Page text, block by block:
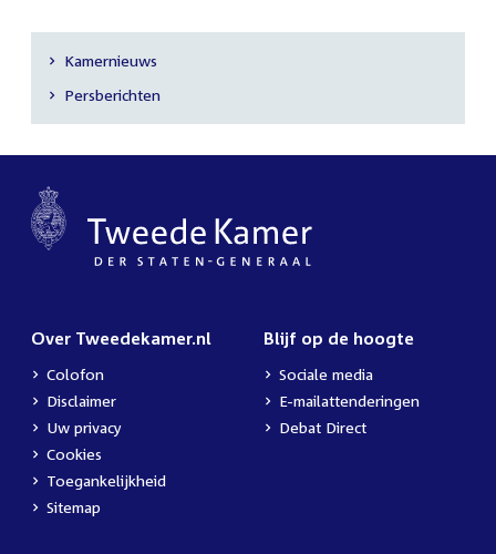
Secundaire
navigatie
Kamernieuws
Persberichten
Over Tweedekamer.nl
Colofon
Disclaimer
Uw privacy
Cookies
Toegankelijkheid
Sitemap
Blijf op de hoogte
Sociale media
E-mailattenderingen
Debat Direct